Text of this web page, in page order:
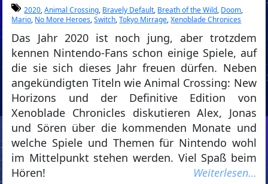
2020,Animal Crossing, Bravely Default, Breath of the Wild, Doom,
Mario, No More Heroes,Switch,Tokyo Mirrage,Xenoblade Chronices
Das Jahr 2020 ist noch jung, aber trotzdem
kennen Nintendo-Fans schon einige Spiele, auf
die sie sich dieses Jahr freuen dürfen. Neben
angekündigten Titeln wie Animal Crossing: New
Horizons und der Definitive Edition von
Xenoblade Chronicles diskutieren Alex, Jonas
und Sören über die kommenden Monate und
welche Spiele und Themen für Nintendo wohl
im Mittelpunkt stehen werden. Viel Spaß beim
Hören!
Weiterlesen…